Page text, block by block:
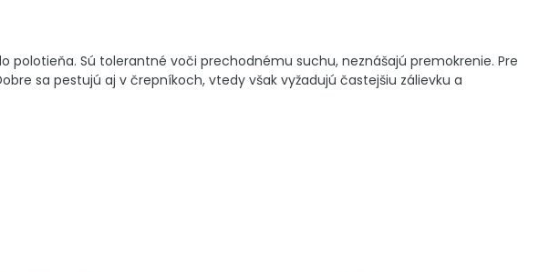
polotieňa. Sú tolerantné voči prechodnému suchu, neznášajú premokrenie. Pre
sa pestujú aj v črepníkoch, vtedy však vyžadujú častejšiu zálievku a